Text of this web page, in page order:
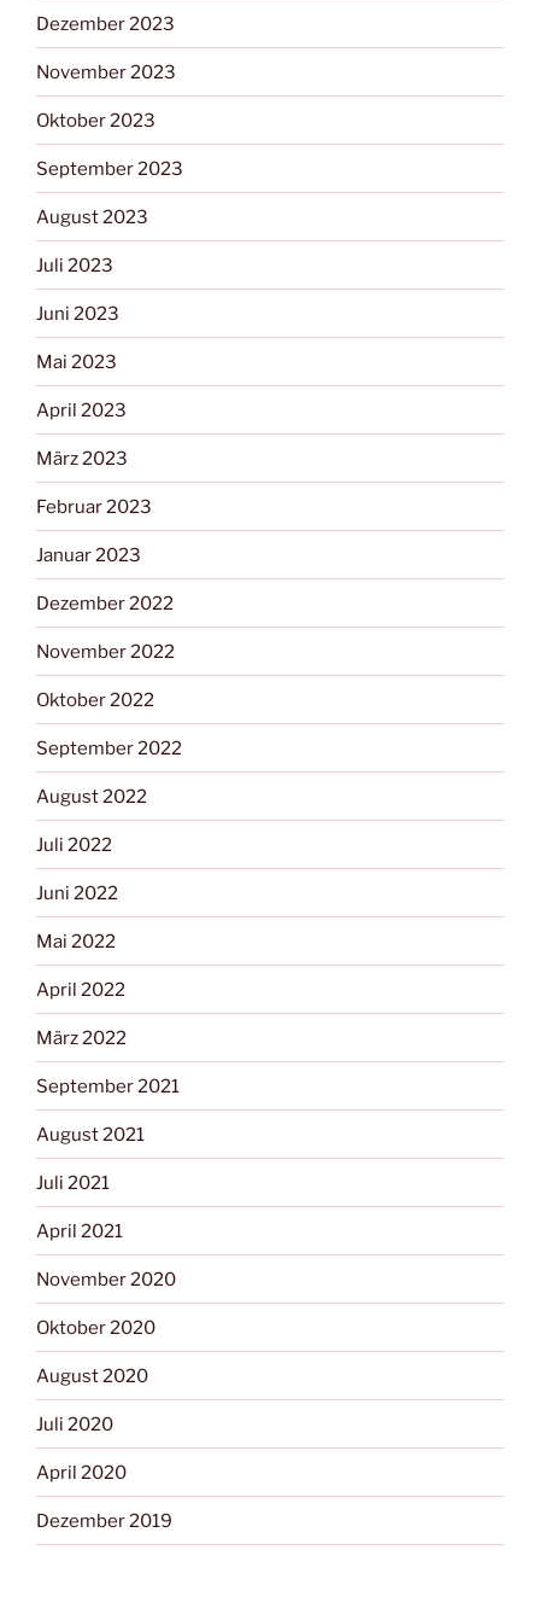
Dezember 2023
November 2023
Oktober 2023
September 2023
August 2023
Juli 2023
Juni 2023
Mai 2023
April 2023
März 2023
Februar 2023
Januar 2023
Dezember 2022
November 2022
Oktober 2022
September 2022
August 2022
Juli 2022
Juni 2022
Mai 2022
April 2022
März 2022
September 2021
August 2021
Juli 2021
April 2021
November 2020
Oktober 2020
August 2020
Juli 2020
April 2020
Dezember 2019